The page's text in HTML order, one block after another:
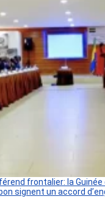
frontalier: la
signent un accord